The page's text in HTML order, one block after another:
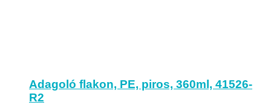
Adagoló flakon, PE, piros, 360ml, 41526-
R2